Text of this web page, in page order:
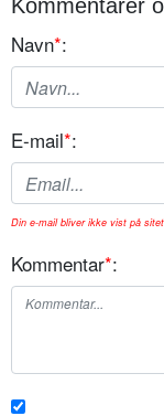
Kommentarer
Navn*:
E-mail*:
Din e-mail bliver ikke vist på
Kommentar*: